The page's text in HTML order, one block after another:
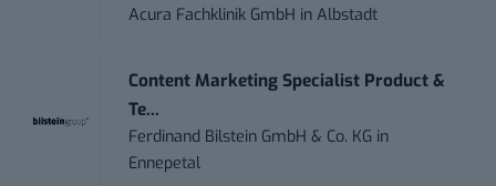
Acura Fachklinik GmbH inAlbstadt
Content Marketing Specialist Product &
Te...
Ferdinand Bilstein GmbH & Co. KG in
Ennepetal